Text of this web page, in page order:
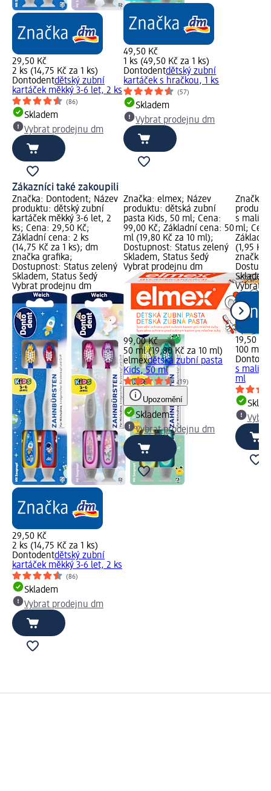
29,50 Kč
2 ks (14,75 Kč za 1 ks)
Dontodentdětský zubní
kartáček měkký 3-6 let, 2 ks
(86)
Skladem
Vybrat prodejnu dm
49,50 Kč
1 ks (49,50 Kč za 1 ks)
Dontodentdětský zubní
kartáček s hračkou, 1 ks
(57)
Skladem
Vybrat prodejnu dm
Zákazníci také zakoupili
Značka: Dontodent; Název
produktu: dětský zubní
kartáček měkký 3-6 let, 2
ks; Cena: 29,50 Kč;
Základní cena: 2 ks
(14,75 Kč za 1 ks); dm
značka grafika;
Dostupnost: Status zelený
Skladem, Status šedý
Vybrat prodejnu dm
29,50 Kč
2 ks (14,75 Kč za 1 ks)
Dontodentdětský zubní
kartáček měkký 3-6 let, 2 ks
(86)
Skladem
Vybrat prodejnu dm
Značka: elmex; Název
produktu: dětská zubní
pasta Kids, 50 ml; Cena:
99,00 Kč; Základní cena: 50
ml (19,80 Kč za 10 ml);
Dostupnost: Status zelený
Skladem, Status šedý
Vybrat prodejnu dm
99,00 Kč
50 ml (19,80 Kč za 10 ml)
elmexdětská zubní pasta
Kids, 50 ml
(19)
Upozornění
Skladem
Vybrat prodejnu dm
Značka:
s
ml;
(1,95 Kč
značka
Vybrat
19,50 Kč
100 ml
s
ml